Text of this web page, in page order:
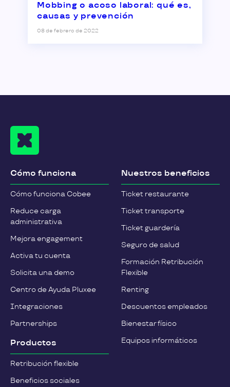
Mobbing o acoso laboral: qué es,
causas y prevención
08 de febrero de 2022
Cómo funciona
Cómo funciona Cobee
Reduce carga
administrativa
Mejora engagement
Activa tu cuenta
Solicita una demo
Centro de Ayuda Pluxee
Integraciones
Partnerships
Productos
Retribución flexible
Beneficios sociales
Nuestros beneficios
Ticket restaurante
Ticket transporte
Ticket guardería
Seguro de salud
Formación Retribución
Flexible
Renting
Descuentos empleados
Bienestar físico
Equipos informáticos